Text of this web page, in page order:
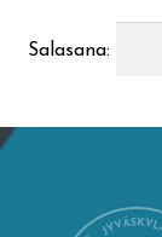
Mämminiemi
Salasana: